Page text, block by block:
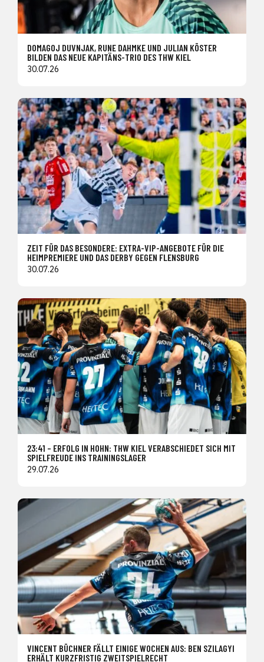
DOMAGOJ DUVNJAK, RUNE DAHMKE UND JULIAN KÖSTER
BILDEN DAS NEUE KAPITÄNS-TRIO DES THW KIEL
30.07.26
ZEIT FÜR DAS BESONDERE: EXTRA-VIP-ANGEBOTE FÜR DIE
HEIMPREMIERE UND DAS DERBY GEGEN FLENSBURG
30.07.26
23:41 – ERFOLG IN HOHN: THW KIEL VERABSCHIEDET SICH MIT
SPIELFREUDE INS TRAININGSLAGER
29.07.26
VINCENT BÜCHNER FÄLLT EINIGE WOCHEN AUS: BEN SZILAGYI
ERHÄLT KURZFRISTIG ZWEITSPIELRECHT